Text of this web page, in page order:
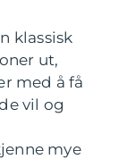
klassisk
ut,
med å få
vil og
mye